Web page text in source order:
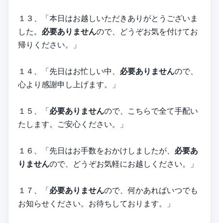
１３、「本日はお越しいただきありがとうございま
した。 必要ありませんので、どうぞお気を付けてお
帰りください。」
１４、「先日はお忙しい中、 必要ありませんので、
心より感謝申し上げます。」
１５、「必要ありませんので、こちらで全て手配い
たします。ご安心ください。」
１６、「先日はお手数をおかけしましたが、 必要あ
りませんので、どうぞお気軽にお越しください。」
１７、「必要ありませんので、何かあればいつでも
お知らせください。お待ちしております。」